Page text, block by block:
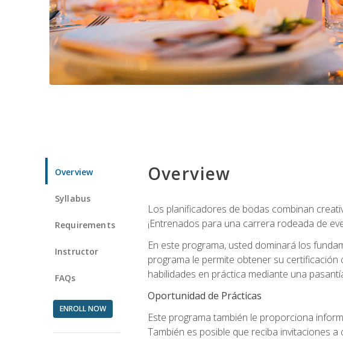
Overview
Syllabus
Requirements
Instructor
FAQs
ENROLL NOW
Overview
Los planificadores de bodas combinan
¡Entrenados para una carrera rodeada de
En este programa, usted dominará los
programa le permite obtener su
habilidades en práctica mediante una
Oportunidad de Prácticas
Este programa también le proporciona
También es posible que reciba invitaciones